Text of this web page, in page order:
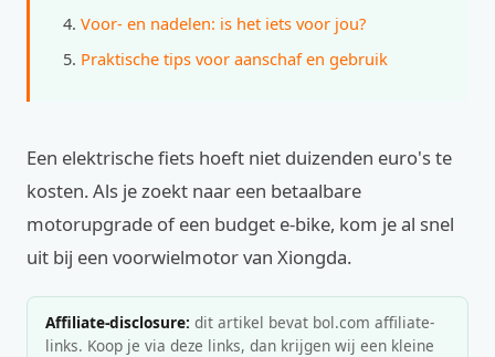
Voor- en nadelen: is het iets voor jou?
Praktische tips voor aanschaf en gebruik
Een elektrische fiets hoeft niet duizenden euro's te
kosten. Als je zoekt naar een betaalbare
motorupgrade of een budget e-bike, kom je al snel
uit bij een voorwielmotor van Xiongda.
Affiliate-disclosure: dit artikel bevat bol.com affiliate-
links. Koop je via deze links, dan krijgen wij een kleine